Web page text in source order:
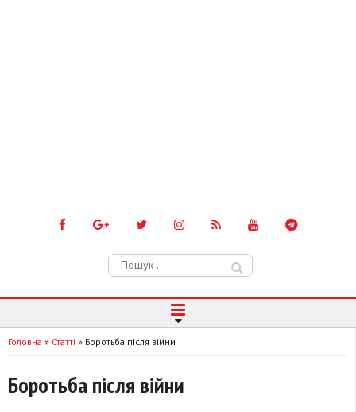
Пошук:
Головна » Статті » Боротьба після війни
Боротьба після війни